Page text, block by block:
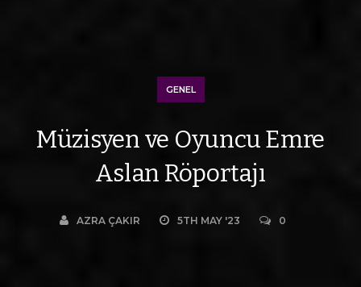
GENEL
Müzisyen ve Oyuncu Emre
Aslan Röportajı
AZRA ÇAKIR 5TH MAY '23 0